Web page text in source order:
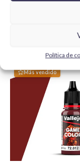
Política de
Más vendido